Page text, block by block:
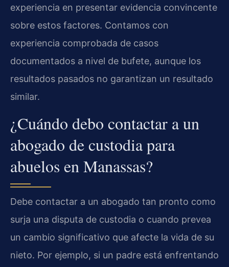
experiencia en presentar evidencia convincente
sobre estos factores. Contamos con
experiencia comprobada de casos
documentados a nivel de bufete, aunque los
resultados pasados no garantizan un resultado
similar.
¿Cuándo debo contactar a un
abogado de custodia para
abuelos en Manassas?
Debe contactar a un abogado tan pronto como
surja una disputa de custodia o cuando prevea
un cambio significativo que afecte la vida de su
nieto. Por ejemplo, si un padre está enfrentando